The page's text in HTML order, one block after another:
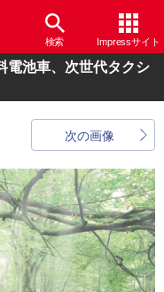
検索 Impressサイト
電池車、次世代タクシ
次の画像